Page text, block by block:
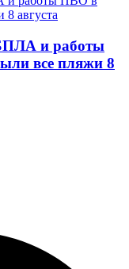
и работы
все пляжи 8